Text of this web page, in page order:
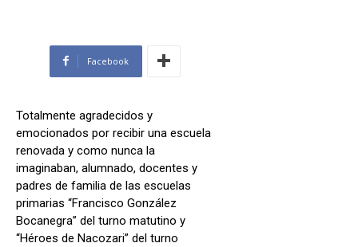
Facebook
Totalmente agradecidos y
emocionados por recibir una escuela
renovada y como nunca la
imaginaban, alumnado, docentes y
padres de familia de las escuelas
primarias “Francisco González
Bocanegra” del turno matutino y
“Héroes de Nacozari” del turno